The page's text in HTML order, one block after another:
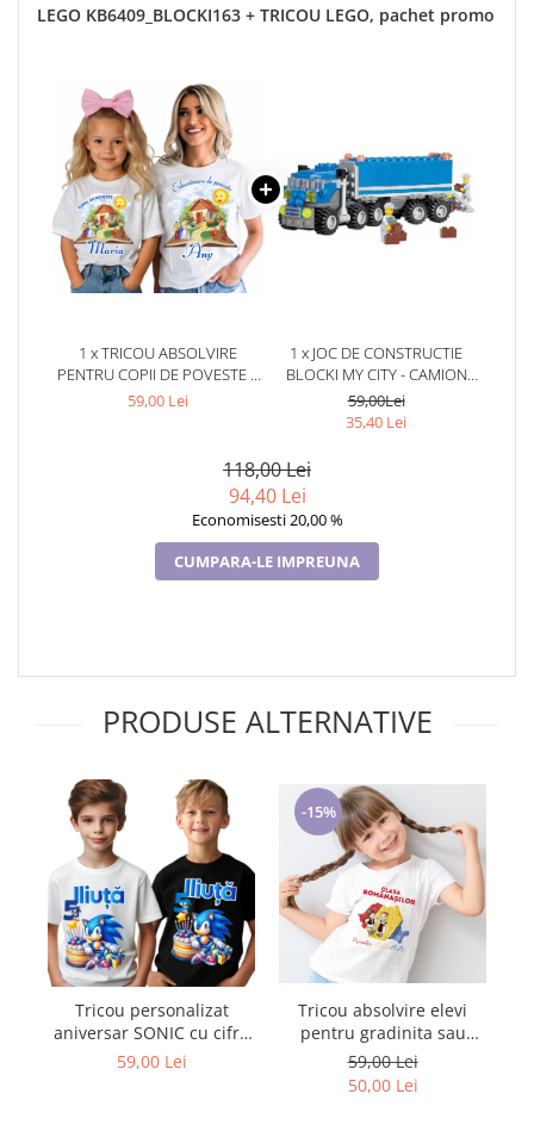
LEGO KB6409_BLOCKI163 + TRICOU LEGO, pachet promo
1 x TRICOU ABSOLVIRE
PENTRU COPII DE POVESTE –
BUMBAC 100%
59,00 Lei
1 x JOC DE CONSTRUCTIE
BLOCKI MY CITY - CAMION
(163 PIESE)
59,00Lei
35,40 Lei
118,00 Lei
94,40 Lei
Economisesti 20,00 %
CUMPARA-LE IMPREUNA
PRODUSE ALTERNATIVE
Tricou personalizat
aniversar SONIC cu cifra
aniversara TAS101
59,00 Lei
-15%
Tricou absolvire elevi
pentru gradinita sau
scoala Clasa Romanasilor
ABS11200
59,00 Lei
50,00 Lei